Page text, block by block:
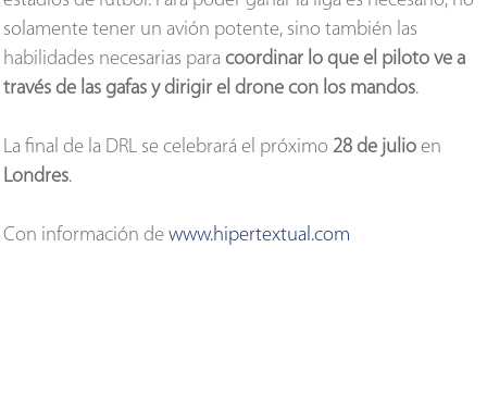
solamente tener un avión potente, sino también las
habilidades necesarias paracoordinar lo que el piloto ve a
través de las gafas y dirigir el drone con los mandos.
La final de la DRL se celebrará el próximo 28 de julio en
Londres.
Con información dewww.hipertextual.com